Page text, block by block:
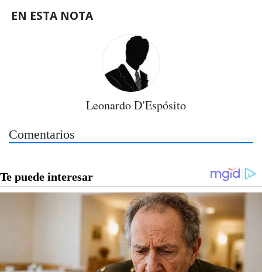
EN ESTA NOTA
Leonardo D'Espósito
Comentarios